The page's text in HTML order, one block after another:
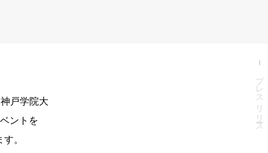
戸学院大
ントを
。
プレスリリース